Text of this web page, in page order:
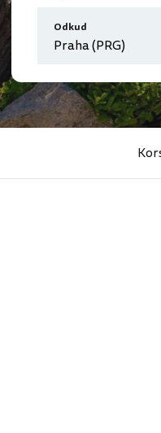
Odkud